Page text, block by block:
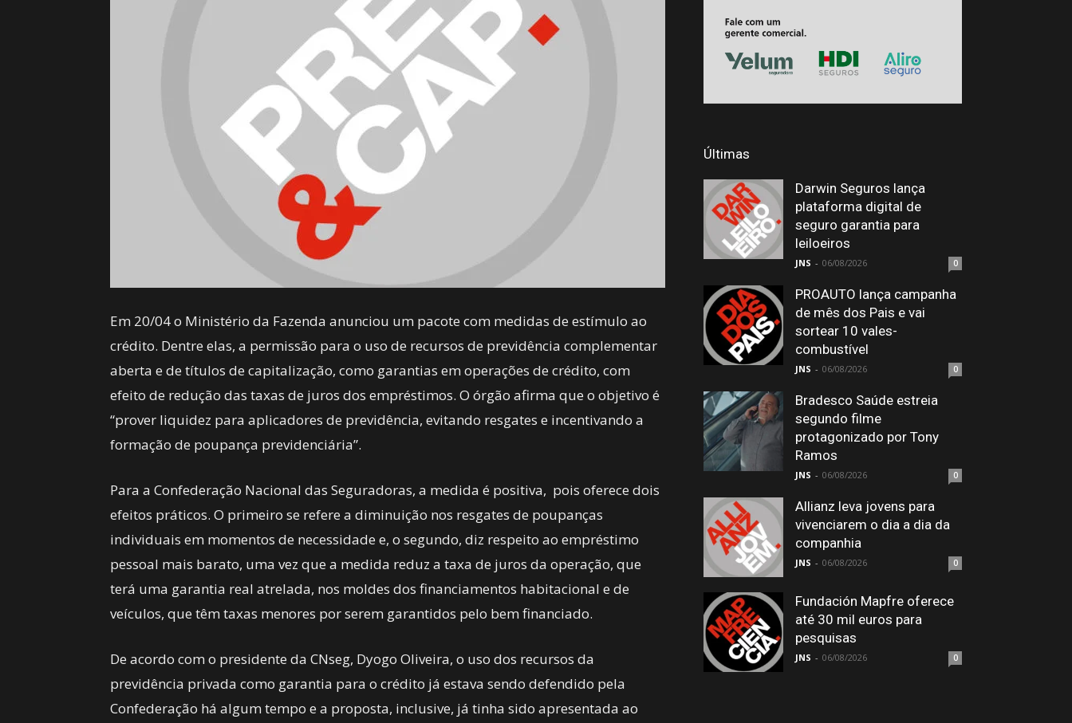
Em 20/04 o Ministério da Fazenda anunciou um pacote com medidas de estímulo ao
crédito. Dentre elas, a permissão para o uso de recursos de previdência complementar
aberta e de títulos de capitalização, como garantias em operações de crédito, com
efeito de redução das taxas de juros dos empréstimos. O órgão afirma que o objetivo é
“prover liquidez para aplicadores de previdência, evitando resgates e incentivando a
formação de poupança previdenciária”.
Para a Confederação Nacional das Seguradoras, a medida é positiva, pois oferece dois
efeitos práticos. O primeiro se refere a diminuição nos resgates de poupanças
individuais em momentos de necessidade e, o segundo, diz respeito ao empréstimo
pessoal mais barato, uma vez que a medida reduz a taxa de juros da operação, que
terá uma garantia real atrelada, nos moldes dos financiamentos habitacional e de
veículos, que têm taxas menores por serem garantidos pelo bem financiado.
De acordo com o presidente da CNseg, Dyogo Oliveira, o uso dos recursos da
previdência privada como garantia para o crédito já estava sendo defendido pela
Confederação há algum tempo e a proposta, inclusive, já tinha sido apresentada ao
Últimas
Darwin Seguros lança
plataforma digital de
seguro garantia para
leiloeiros
JNS - 06/08/2026 0
PROAUTO lança campanha
de mês dos Pais e vai
sortear 10 vales-
combustível
JNS - 06/08/2026 0
Bradesco Saúde estreia
segundo filme
protagonizado por Tony
Ramos
JNS - 06/08/2026 0
Allianz leva jovens para
vivenciarem o dia a dia da
companhia
JNS - 06/08/2026 0
Fundación Mapfre oferece
até 30 mil euros para
pesquisas
JNS - 06/08/2026 0